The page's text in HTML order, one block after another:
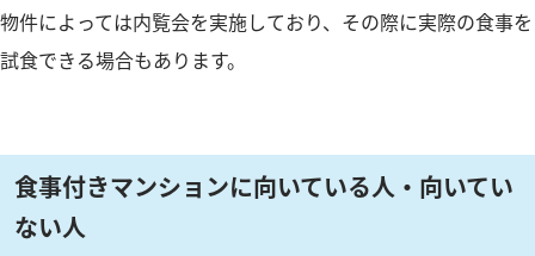
物件によっては内覧会を実施しており、その際に実際の食事を
試食できる場合もあります。
食事付きマンションに向いている人・向いてい
ない人